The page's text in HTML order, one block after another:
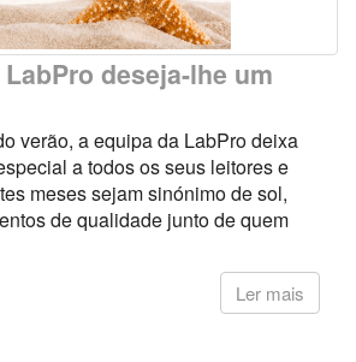
deseja-lhe um
verão, a equipa da LabPro deixa
a todos os seus leitores e
meses sejam sinónimo de sol,
de qualidade junto de quem
Ler mais